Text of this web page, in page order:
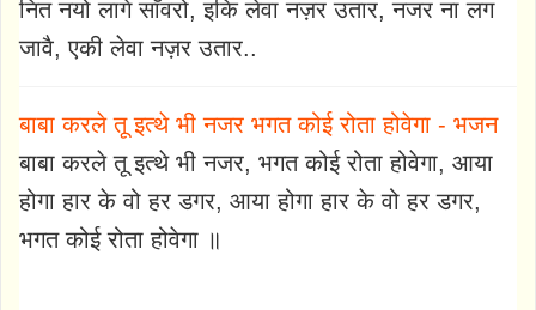
नित नयो लागे साँवरो, इकि लेवा नज़र उतार, नजर ना लग
जावै, एकी लेवा नज़र उतार..
बाबा करले तू इत्थे भी नजर भगत कोई रोता होवेगा - भजन
बाबा करले तू इत्थे भी नजर, भगत कोई रोता होवेगा, आया
होगा हार के वो हर डगर, आया होगा हार के वो हर डगर,
भगत कोई रोता होवेगा ॥